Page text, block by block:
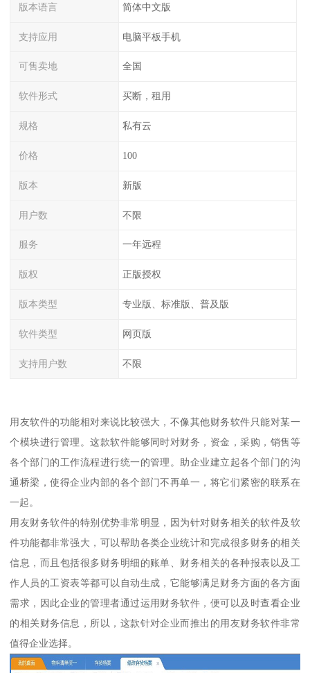
版本语言 简体中文版
支持应用 电脑平板手机
可售卖地 全国
软件形式 买断，租用
规格 私有云
价格 100
版本 新版
用户数 不限
服务 一年远程
版权 正版授权
版本类型 专业版、标准版、普及版
软件类型 网页版
支持用户数 不限
用友软件的功能相对来说比较强大，不像其他财务软件只能对某一
个模块进行管理。这款软件能够同时对财务，资金，采购，销售等
各个部门的工作流程进行统一的管理。助企业建立起各个部门的沟
通桥梁，使得企业内部的各个部门不再单一，将它们紧密的联系在
一起。
用友财务软件的特别优势非常明显，因为针对财务相关的软件及软
件功能都非常强大，可以帮助各类企业统计和完成很多财务的相关
信息，而且包括很多财务明细的账单、财务相关的各种报表以及工
作人员的工资表等都可以自动生成，它能够满足财务方面的各方面
需求，因此企业的管理者通过运用财务软件，便可以及时查看企业
的相关财务信息，所以，这款针对企业而推出的用友财务软件非常
值得企业选择。